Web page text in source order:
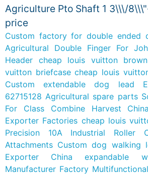
Agriculture Pto Shaft 1 3\\\/
price
Custom factory for double ended
Agricultural Double Finger For
Header cheap louis vuitton
vuitton briefcase cheap louis
Custom extendable dog lead
62715128 Agricultural spare parts
For Class Combine Harvest
Exporter Factories cheap louis
Precision 10A Industrial Roller
Attachments Custom dog walking
Exporter
China expandable
Manufacturer Factory